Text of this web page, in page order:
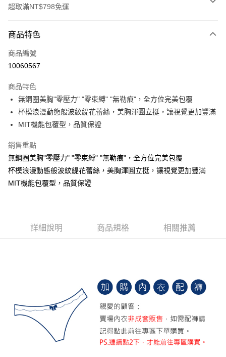
超取滿NT$798免運
信用卡一次付款
超商取貨付款
Apple Pay
街口支付
ATM付款
貨到付款
每筆NT$70，滿NT$799(含以上)免運費
每筆NT$70，滿NT$799(含以上)免運費
付款後萊爾富取貨
每筆NT$70，滿NT$799(含以上)免運費
商品特色
商品編號
10060567
商品特色
無鋼圈美胸"零壓力" "零束縛" "無勒痕"，全方位完美包覆
杯模浪漫動態般波紋緹花蕾絲，美胸渾圓立挺，讓視覺更加豐滿
MIT機能包覆型，品質保證
銷售重點
無鋼圈美胸"零壓力" "零束縛" "無勒痕"，全方位完美包覆
杯模浪漫動態般波紋緹花蕾絲，美胸渾圓立挺，讓視覺更加豐滿
MIT機能包覆型，品質保證
詳細說明 商品規格 相關推薦